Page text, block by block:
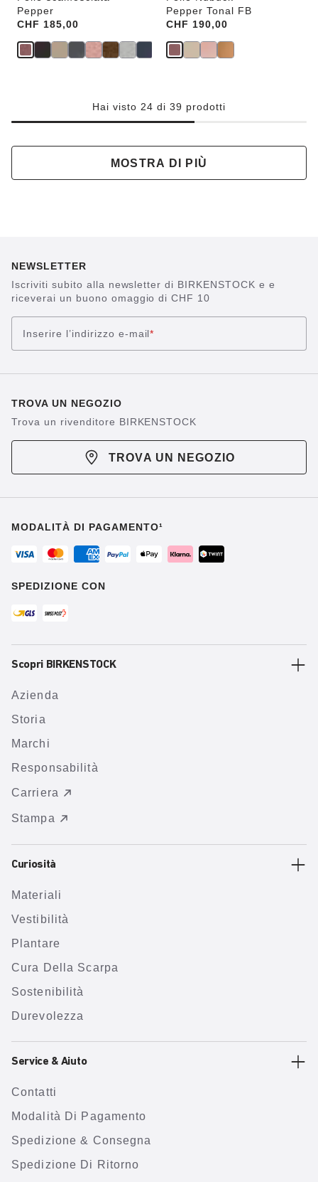
Pepper
Price:
CHF 185,00
Pepper Tonal FB
Price:
CHF 190,00
Hai visto 24 di 39 prodotti
MOSTRA DI PIÙ
NEWSLETTER
Iscriviti subito alla newsletter di BIRKENSTOCK e e
riceverai un buono omaggio di CHF 10
Inserire l’indirizzo e-mail*
TROVA UN NEGOZIO
Trova un rivenditore BIRKENSTOCK
TROVA UN NEGOZIO
MODALITÀ DI PAGAMENTO¹
SPEDIZIONE CON
Scopri BIRKENSTOCK
Azienda
Storia
Marchi
Responsabilità
Carriera
Stampa
Curiosità
Materiali
Vestibilità
Plantare
Cura Della Scarpa
Sostenibilità
Durevolezza
Service & Aiuto
Contatti
Modalità Di Pagamento
Spedizione & Consegna
Spedizione Di Ritorno